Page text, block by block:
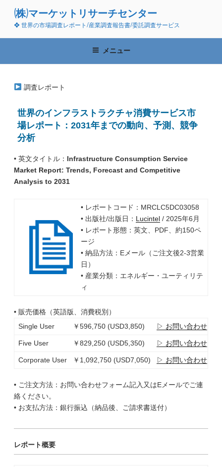
ン
(株)マーケットリサーチセンター
❖ 世界の市場調査レポート/産業調査報告書/委託調査サービス
メニュー
調査レポート
世界のインフラストラクチャ消費サービス市
場レポート：2031年までの動向、予測、競争
分析
• 英文タイトル： Infrastructure Consumption Service
Market Report: Trends, Forecast and Competitive
Analysis to 2031
• レポートコード：MRCLC5DC03058
• 出版社/出版日： Lucintel/ 2025年6月
• レポート形態：英文、PDF、約150ペ
ージ
• 納品方法：Eメール（ご注文後2-3営業
日）
• 産業分類：エネルギー・ユーティリテ
ィ
• 販売価格（英語版、消費税別）
Single User
￥596,750 (USD3,850) ▷ お問い合わせ
Five User ￥829,250 (USD5,350) ▷ お問い合わせ
Corporate User ￥1,092,750 (USD7,050) ▷ お問い合わせ
• ご注文方法：お問い合わせフォーム記入又はEメールでご連
絡ください。
• お支払方法：銀行振込（納品後、ご請求書送付）
レポート概要